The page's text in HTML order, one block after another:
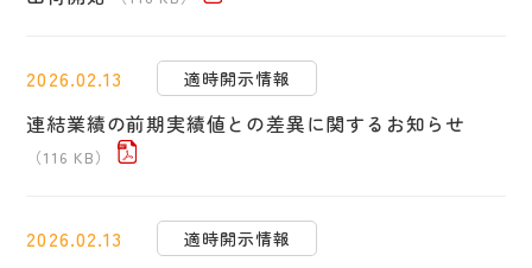
2026.02.13 適時開示情報
連結業績の前期実績値との差異に関するお知らせ
（116 KB）
2026.02.13 適時開示情報